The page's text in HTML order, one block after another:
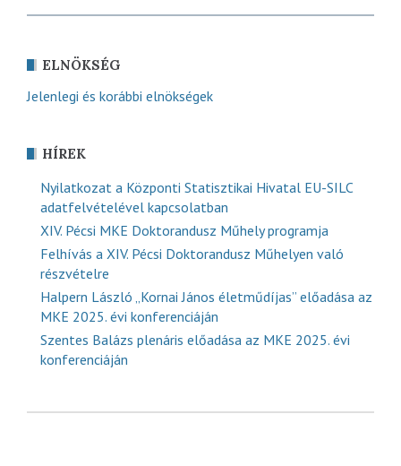
ELNÖKSÉG
Jelenlegi és korábbi elnökségek
HÍREK
Nyilatkozat a Központi Statisztikai Hivatal EU-SILC
adatfelvételével kapcsolatban
XIV. Pécsi MKE Doktorandusz Műhely programja
Felhívás a XIV. Pécsi Doktorandusz Műhelyen való
részvételre
Halpern László „Kornai János életműdíjas” előadása az
MKE 2025. évi konferenciáján
Szentes Balázs plenáris előadása az MKE 2025. évi
konferenciáján